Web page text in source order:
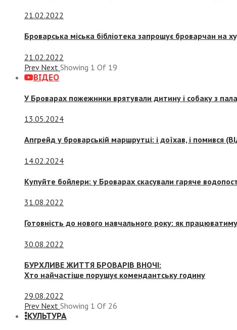
21.02.2022
Броварська міська бібліотека запрошує броварчан на
21.02.2022
Prev Next Showing 1 Of 19
ВІДЕО
У Броварах пожежники врятували дитину і собаку з
13.05.2024
Апгрейд у броварській маршрутці: і доїхав, і помився
14.02.2024
Купуйте бойлери: у Броварах скасували гаряче
31.08.2022
Готовність до нового навчального року: як
30.08.2022
БУРХЛИВЕ ЖИТТЯ БРОВАРІВ ВНОЧІ:
Хто найчастіше порушує комендантську годину
29.08.2022
Prev Next Showing 1 Of 26
КУЛЬТУРА